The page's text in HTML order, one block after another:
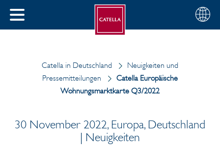
SCHLIESSEN
Wählen
Sie
Deutsch
Catella in Deutschland
Neuigkeiten und
Pressemitteilungen
Catella Europäische
Wohnungsmarktkarte Q3/2022
30 November 2022, Europa, Deutschland
| Neuigkeiten